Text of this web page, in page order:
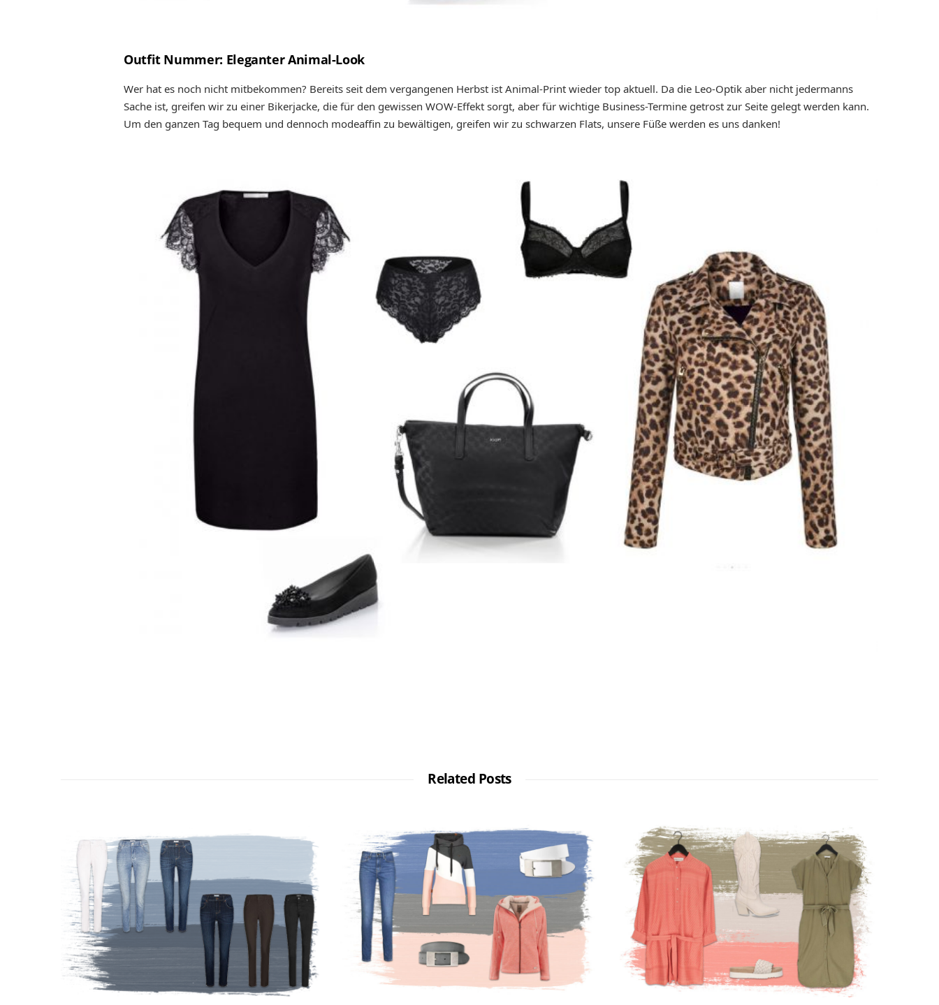
Outfit Nummer: Eleganter Animal-Look
Wer hat es noch nicht mitbekommen? Bereits seit dem vergangenen Herbst ist Animal-Print wieder top aktuell. Da die Leo-Optik aber nicht jedermanns
Sache ist, greifen wir zu einer Bikerjacke, die für den gewissen WOW-Effekt sorgt, aber für wichtige Business-Termine getrost zur Seite gelegt werden kann.
Um den ganzen Tag bequem und dennoch modeaffin zu bewältigen, greifen wir zu schwarzen Flats, unsere Füße werden es uns danken!
Related Posts